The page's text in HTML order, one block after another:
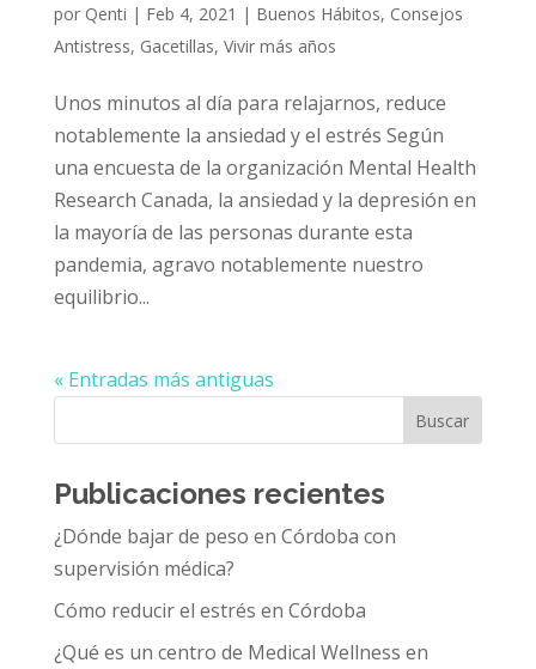
por Qenti | Feb 4, 2021 | Buenos Hábitos, Consejos
Antistress, Gacetillas, Vivir más años
Unos minutos al día para relajarnos, reduce
notablemente la ansiedad y el estrés Según
una encuesta de la organización Mental Health
Research Canada, la ansiedad y la depresión en
la mayoría de las personas durante esta
pandemia, agravo notablemente nuestro
equilibrio...
« Entradas más antiguas
Buscar
Publicaciones recientes
¿Dónde bajar de peso en Córdoba con
supervisión médica?
Cómo reducir el estrés en Córdoba
¿Qué es un centro de Medical Wellness en